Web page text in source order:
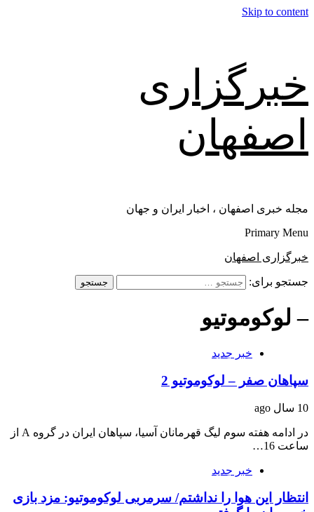
Skip to content
خبرگزاری
اصفهان
مجله خبری اصفهان ، اخبار ایران و جهان
Primary Menu
خبرگزاری اصفهان
جستجو برای:
– لوکوموتیو
خبر جدید
سپاهان صفر – لوکوموتیو 2
10 سال ago
در ادامه هفته سوم لیگ قهرمانان آسیا، سپاهان ایران در گروه A از
ساعت 16…
خبر جدید
انتظار این هوا را نداشتم/ سرمربی لوکوموتیو: مزد بازی